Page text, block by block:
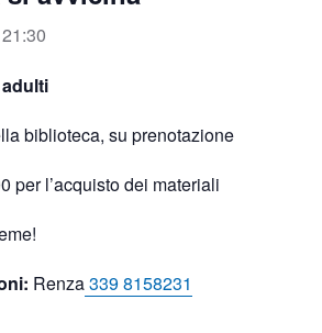
21:30
biblioteca, su prenotazione
per l’acquisto dei materiali
Renza339 8158231